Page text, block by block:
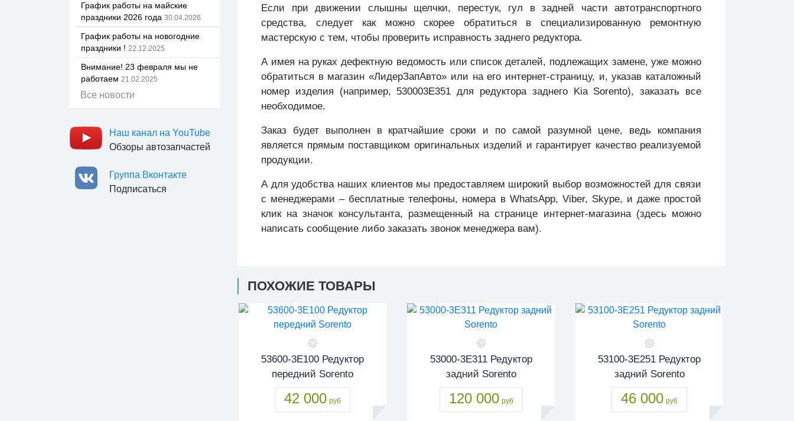
График работы на майские
праздники 2026 года 30.04.2026
График работы на новогодние
праздники ! 22.12.2025
Внимание! 23 февраля мы не
работаем 21.02.2025
Все новости
Наш канал на YouTube
Обзоры автозапчастей
Группа Вконтакте
Подписаться
Если при движении слышны щелчки, перестук, гул в задней части автотранспортного
средства, следует как можно скорее обратиться в специализированную ремонтную
мастерскую с тем, чтобы проверить исправность заднего редуктора.
А имея на руках дефектную ведомость или список деталей, подлежащих замене, уже можно
обратиться в магазин «ЛидерЗапАвто» или на его интернет-страницу, и, указав каталожный
номер изделия (например, 530003E351 для редуктора заднего Kia Sorento), заказать все
необходимое.
Заказ будет выполнен в кратчайшие сроки и по самой разумной цене, ведь компания
является прямым поставщиком оригинальных изделий и гарантирует качество реализуемой
продукции.
А для удобства наших клиентов мы предоставляем широкий выбор возможностей для связи
с менеджерами – бесплатные телефоны, номера в WhatsApp, Viber, Skype, и даже простой
клик на значок консультанта, размещенный на странице интернет-магазина (здесь можно
написать сообщение либо заказать звонок менеджера вам).
ПОХОЖИЕ ТОВАРЫ
53600-3E100 Редуктор
передний Sorento
42 000 руб
53000-3E311 Редуктор
задний Sorento
120 000 руб
53100-3E251 Редуктор
задний Sorento
46 000 руб